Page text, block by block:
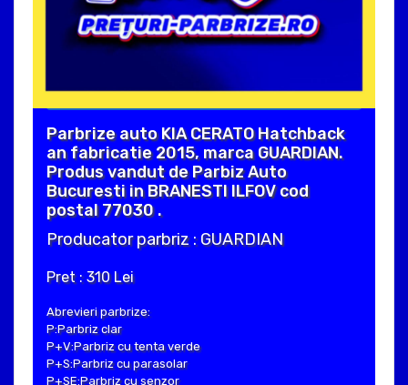
Parbrize auto KIA CERATO Hatchback
an fabricatie 2015, marca GUARDIAN.
Produs vandut de Parbiz Auto
Bucuresti in BRANESTI ILFOV cod
postal 77030 .
Producator parbriz : GUARDIAN
Pret : 310 Lei
Abrevieri parbrize:
P:Parbriz clar
P+V:Parbriz cu tenta verde
P+S:Parbriz cu parasolar
P+SE:Parbriz cu senzor